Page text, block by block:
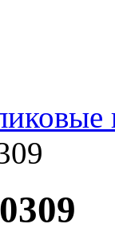
техника,